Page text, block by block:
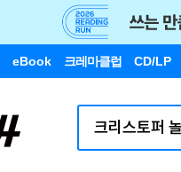
eBook 크레마클럽 CD/LP